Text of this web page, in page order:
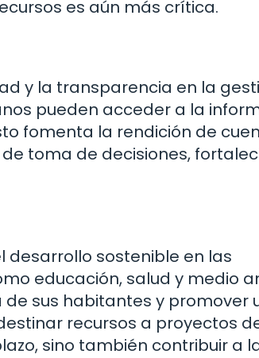
es aún más crítica.
y la transparencia en la
pueden acceder a la
fomenta la rendición de
toma de decisiones,
desarrollo sostenible en las
educación, salud y medio
sus habitantes y promover
recursos a proyectos
sino también contribuir a